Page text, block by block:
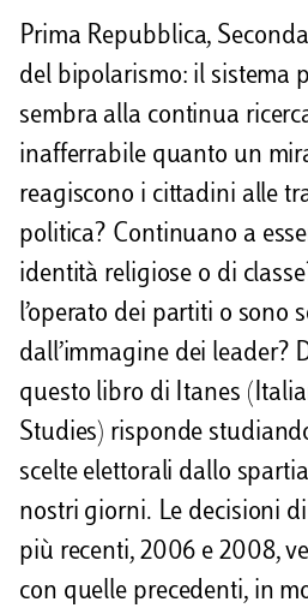
Prima Repubblica,
del bipolarismo: il sistema
sembra alla continua
inafferrabile quanto un
reagiscono i cittadini alle
politica? Continuano a
identità religiose o di
l’operato dei partiti o sono
dall’immagine dei leader?
questo libro di Itanes
Studies) risponde
scelte elettorali dallo
nostri giorni. Le decisioni
più recenti, 2006 e 2008,
con quelle precedenti, in